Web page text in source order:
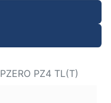
PZ4 TL(T)